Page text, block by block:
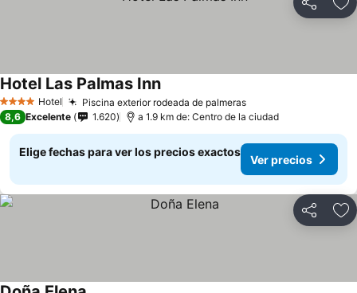
Compartir
4 EstrellasHotel Piscina exterior rodeada de palmerasVer precios
Hotel Las Palmas InnVer precios
8,6 Excelente 1.620 a 1.9 km de: Centro de la ciudad
Elige fechas para ver los precios exactos
Ver precios
Compartir